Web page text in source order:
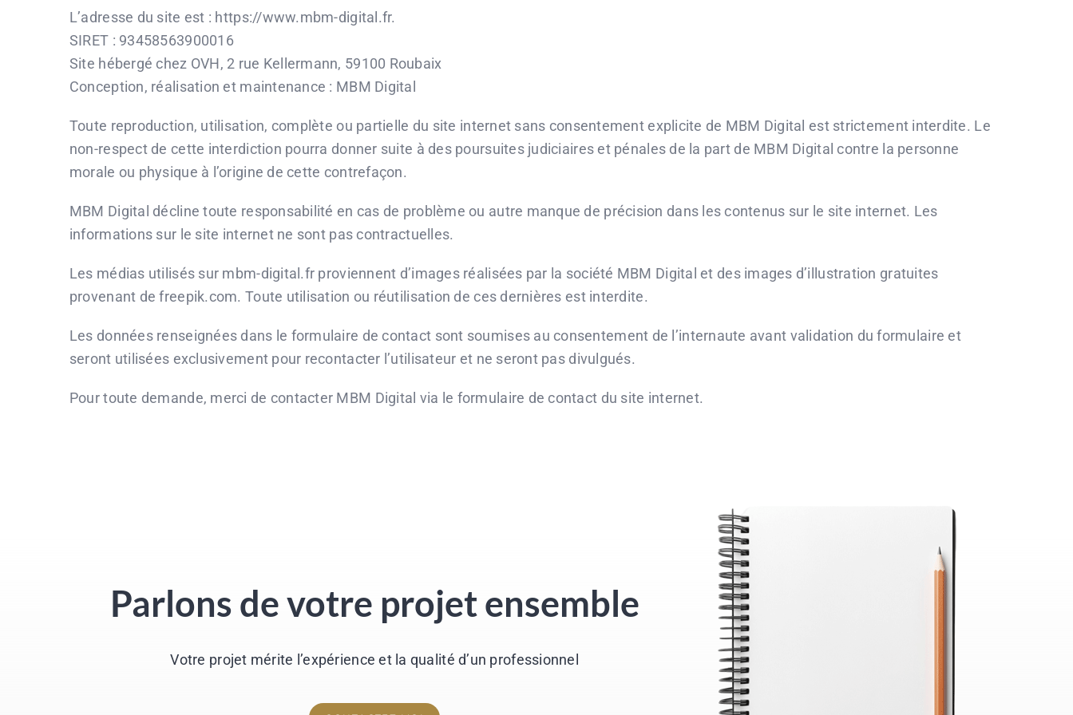
L’adresse du site est : https://www.mbm-digital.fr.
SIRET : 93458563900016
Site hébergé chez OVH, 2 rue Kellermann, 59100 Roubaix
Conception, réalisation et maintenance : MBM Digital
Toute reproduction, utilisation, complète ou partielle du site internet sans consentement explicite de MBM Digital est strictement interdite. Le
non-respect de cette interdiction pourra donner suite à des poursuites judiciaires et pénales de la part de MBM Digital contre la personne
morale ou physique à l’origine de cette contrefaçon.
MBM Digital décline toute responsabilité en cas de problème ou autre manque de précision dans les contenus sur le site internet. Les
informations sur le site internet ne sont pas contractuelles.
Les médias utilisés sur mbm-digital.fr proviennent d’images réalisées par la société MBM Digital et des images d’illustration gratuites
provenant defreepik.com. Toute utilisation ou réutilisation de ces dernières est interdite.
Les données renseignées dans le formulaire de contact sont soumises au consentement de l’internaute avant validation du formulaire et
seront utilisées exclusivement pour recontacter l’utilisateur et ne seront pas divulgués.
Pour toute demande, merci de contacter MBM Digital via le formulaire de contact du site internet.
Parlons de votre projet ensemble
Votre projet mérite l’expérience et la qualité d’un professionnel